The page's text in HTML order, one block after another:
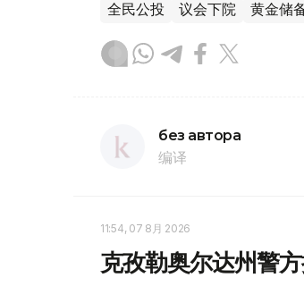
全民公投 议会下院 黄金储
без автора
编译
11:54, 07 8月 2026
克孜勒奥尔达州警